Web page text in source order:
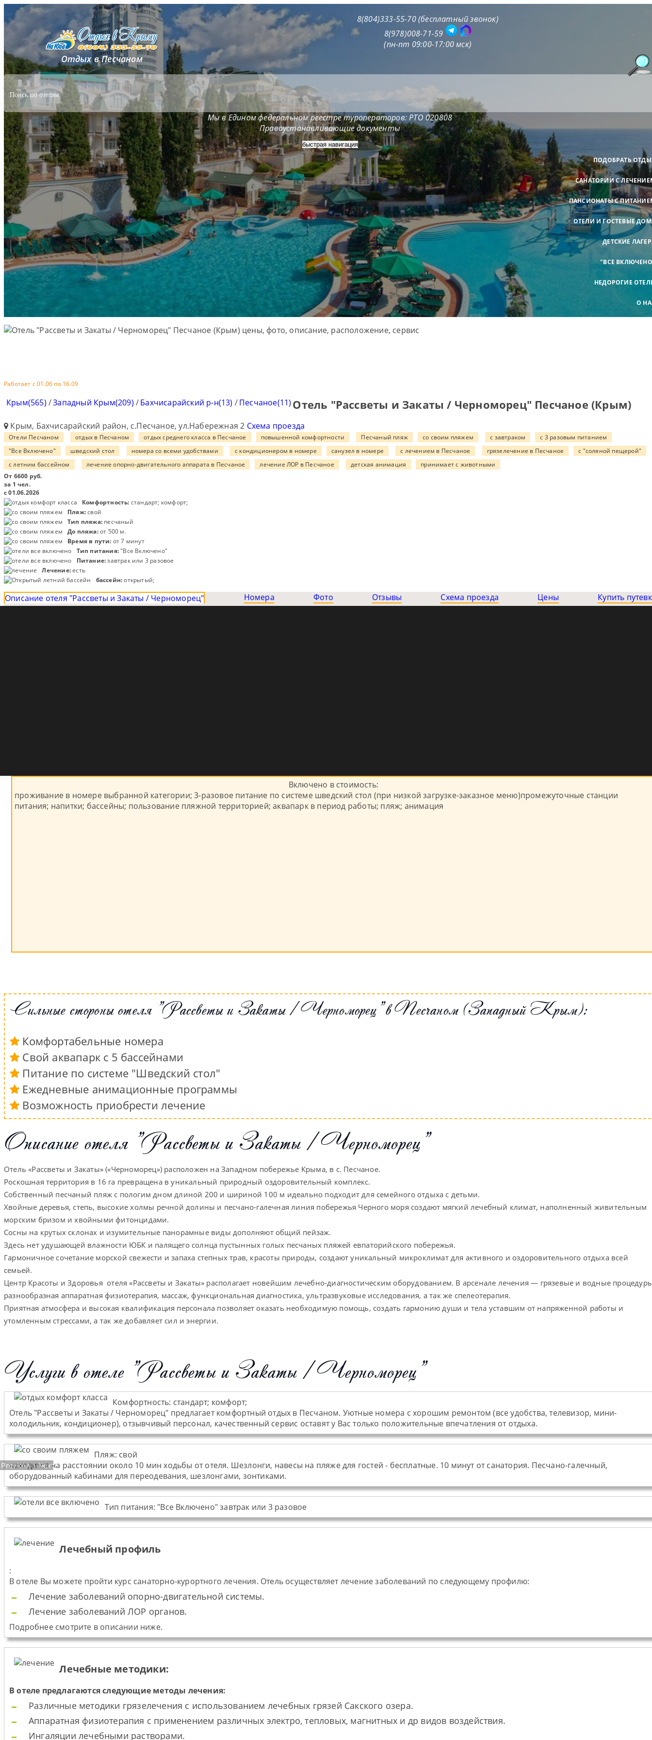
Отдых в Песчаном
8(804)333-55-70 (бесплатный звонок)
8(978)008-71-59
(пн-пт 09:00-17:00 мск)
Мы в Едином федеральном реестре туроператоров: РТО 020808
Правоустанавливающие документы
быстрая навигация
ПОДОБРАТЬ
САНАТОРИИ С
ПАНСИОНАТЫ С
ОТЕЛИ И ГОСТЕВЫЕ
ДЕТСКИЕ
"ВСЕ
НЕДОРОГИЕ
О
Работает с 01.06 по 16.09
Крым(565) /Западный Крым(209) /Бахчисарайский р-н(13) /Песчаное(11) Отель "Рассветы и Закаты / Черноморец" Песчаное (Крым)
Крым, Бахчисарайский район, с.Песчаное, ул.Набережная 2 Схема проезда
Отели Песчаном отдых в Песчаном отдых среднего класса в Песчаное повышенной комфортности Песчаный пляж со своим пляжем с завтраком
с 3 разовым питанием
"Все Включено"
шведский стол номера со всеми удобствами с кондиционером в номере санузел в номере с лечением в Песчаное грязелечение в Песчаное
с "соляной пещерой"
с летним бассейном
лечение опорно-двигательного аппарата в Песчаное лечение ЛОР в Песчаное детская анимация
принимает с животными
От 6600 руб.
за 1 чел.
с 01.06.2026
Комфортность: стандарт; комфорт;
Пляж:свой
Тип пляжа: песчаный
До пляжа:от 500 м.
Время в пути: от 7 минут
Тип питания:"Все Включено"
Питание:завтрак или 3 разовое
Лечение:есть
бассейн:открытый;
Описание отеля "Рассветы и Закаты / Черноморец" Номера Фото Отзывы Схема проезда Цены Купить
Previous Next
Включено в стоимость:
проживание в номере выбранной категории; 3-разовое питание по системе шведский стол (при низкой загрузке-заказное меню)промежуточные станции
питания; напитки; бассейны; пользование пляжной территорией; аквапарк в период работы; пляж; анимация
Сильные стороны отеля "Рассветы и Закаты / Черноморец" в Песчаном (Западный Крым):
Комфортабельные номера
Свой аквапарк с 5 бассейнами
Питание по системе "Шведский стол"
Ежедневные анимационные программы
Возможность приобрести лечение
Описание отеля "Рассветы и Закаты / Черноморец"
Отель «Рассветы и Закаты» («Черноморец») расположен на Западном побережье Крыма, в с. Песчаное.
Роскошная территория в 16 га превращена в уникальный природный оздоровительный комплекс.
Собственный песчаный пляж с пологим дном длиной 200 и шириной 100 м идеально подходит для семейного отдыха с детьми.
Хвойные деревья, степь, высокие холмы речной долины и песчано-галечная линия побережья Черного моря создают мягкий лечебный климат, наполненный живительным
морским бризом и хвойными фитонцидами.
Сосны на крутых склонах и изумительные панорамные виды дополняют общий пейзаж.
Здесь нет удушающей влажности ЮБК и палящего солнца пустынных голых песчаных пляжей евпаторийского побережья.
Гармоничное сочетание морской свежести и запаха степных трав, красоты природы, создают уникальный микроклимат для активного и оздоровительного отдыха всей
семьей.
Центр Красоты и Здоровья отеля «Рассветы и Закаты» располагает новейшим лечебно-диагностическим оборудованием. В арсенале лечения — грязевые и водные
разнообразная аппаратная физиотерапия, массаж, функциональная диагностика, ультразвуковые исследования, а так же спелеотерапия.
Приятная атмосфера и высокая квалификация персонала позволяет оказать необходимую помощь, создать гармонию души и тела уставшим от напряженной работы и
утомленным стрессами, а так же добавляет сил и энергии.
Услуги в отеле "Рассветы и Закаты / Черноморец"
Комфортность: стандарт; комфорт;
Отель "Рассветы и Закаты / Черноморец" предлагает комфортный отдых в Песчаном. Уютные номера с хорошим ремонтом (все удобства, телевизор, мини-
холодильник, кондиционер), отзывчивый персонал, качественный сервис оставят у Вас только положительные впечатления от отдыха.
Пляж: свой
находится на расстоянии около 10 мин ходьбы от отеля. Шезлонги, навесы на пляже для гостей - бесплатные. 10 минут от санатория. Песчано-галечный,
оборудованный кабинами для переодевания, шезлонгами, зонтиками.
Тип питания: "Все Включено" завтрак или 3 разовое
Лечебный профиль
:
В отеле Вы можете пройти курс санаторно-курортного лечения. Отель осуществляет лечение заболеваний по следующему профилю:
Лечение заболеваний опорно-двигательной системы.
Лечение заболеваний ЛОР органов.
Подробнее смотрите в описании ниже.
Лечебные методики:
В отеле предлагаются следующие методы лечения:
Различные методики грязелечения с использованием лечебных грязей Сакского озера.
Аппаратная физиотерапия с применением различных электро, тепловых, магнитных и др видов воздействия.
Ингаляции лечебными растворами.